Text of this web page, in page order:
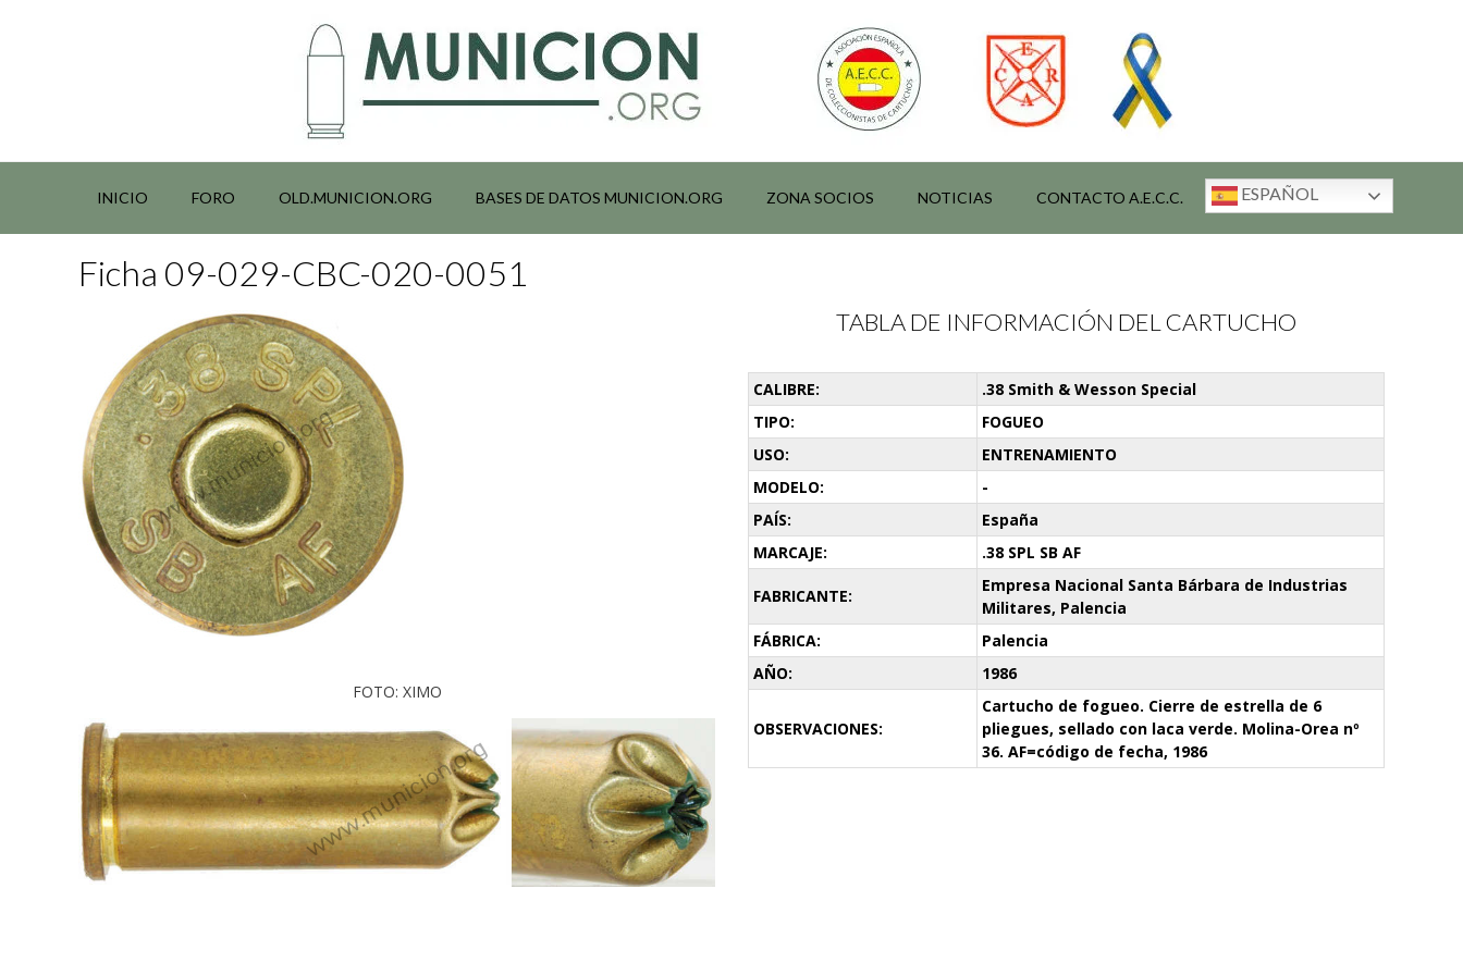
INICIO FORO OLD.MUNICION.ORG BASES DE DATOS MUNICION.ORG ZONA SOCIOS NOTICIAS CONTACTO A.E.C.C. ESPAÑOL
Ficha 09-029-CBC-020-0051
FOTO: XIMO
TABLA DE INFORMACIÓN DEL CARTUCHO
CALIBRE:
.38 Smith & Wesson Special
TIPO:
FOGUEO
USO:
ENTRENAMIENTO
MODELO:
-
PAÍS:
España
MARCAJE:
.38 SPL SB AF
FABRICANTE:
Empresa Nacional Santa Bárbara de Industrias
Militares, Palencia
FÁBRICA:
Palencia
AÑO:
1986
OBSERVACIONES:
Cartucho de fogueo. Cierre de estrella de 6
pliegues, sellado con laca verde. Molina-Orea nº
36. AF=código de fecha, 1986